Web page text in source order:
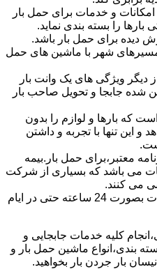
امکانات و خدمات برای حمل بار
بارها را بسته بندی نماید.
دیده برای حمل بار باشد.
مسیرهای شهر با ماشین های حمل
ویژگی های یک وانت بار
شده جابجا و تحویل صاحب بار
که بارها و لوازم را بدون
این تنها با تجربه و داشتن
معتبر،برای حمل بار.بیمه
می باشد که بسیاری از شرکت
می کنند.
امکان فعالیت و انجام خدمات بصورت 24 ساعته حتی در ایام
کلیه خدمات جابجایی و
بندی،انواع ماشین حمل بار و
بار جردن بار بخواهید.